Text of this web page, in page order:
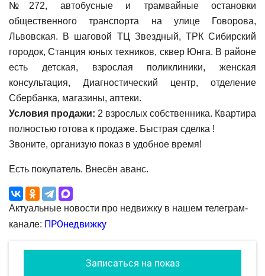
№272, автобусные и трамвайные остановки
общественного транспорта на улице Говорова,
Львовская. В шаговой ТЦ Звездный, ТРК Сибирский
городок, Станция юных техников, сквер Юнга. В районе
есть детская, взрослая поликлиники, женская
консультация, Диагностический центр, отделение
Сбербанка, магазины, аптеки.
Условия продажи: 2 взрослых собственника. Квартира
полностью готова к продаже. Быстрая сделка !
Звоните, организую показ в удобное время!
Есть покупатель. Внесён аванс.
Актуальные новости про недвижку в нашем телеграм-
канале: ПРОнедвижку
Записаться на показ